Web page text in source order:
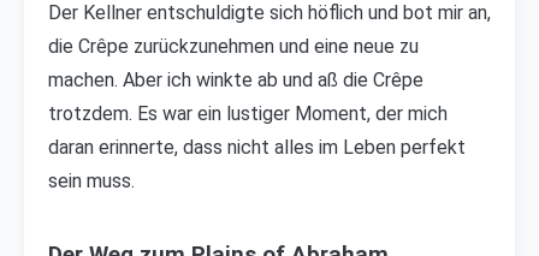
Der Kellner entschuldigte sich höflich und bot mir an,
die Crêpe zurückzunehmen und eine neue zu
machen. Aber ich winkte ab und aß die Crêpe
trotzdem. Es war ein lustiger Moment, der mich
daran erinnerte, dass nicht alles im Leben perfekt
sein muss.